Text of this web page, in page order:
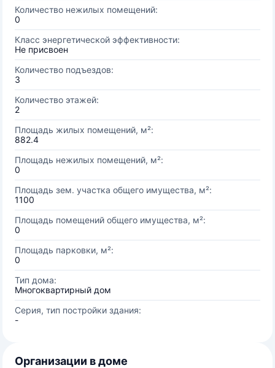
Количество нежилых помещений:
0
Класс энергетической эффективности:
Не присвоен
Количество подъездов:
3
Количество этажей:
2
Площадь жилых помещений, м²:
882.4
Площадь нежилых помещений, м²:
0
Площадь зем. участка общего имущества, м²:
1100
Площадь помещений общего имущества, м²:
0
Площадь парковки, м²:
0
Тип дома:
Многоквартирный дом
Серия, тип постройки здания:
-
Организации в доме